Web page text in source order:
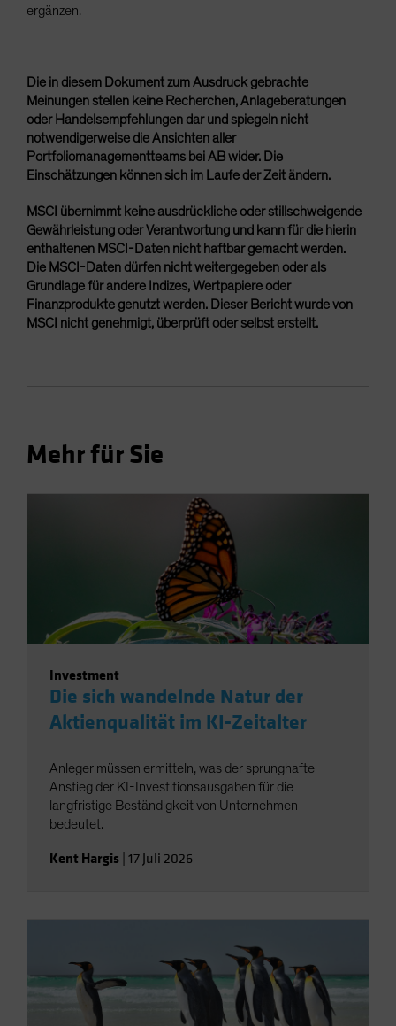
ergänzen.
Die in diesem Dokument zum Ausdruck gebrachte
Meinungen stellen keine Recherchen, Anlageberatungen
oder Handelsempfehlungen dar und spiegeln nicht
notwendigerweise die Ansichten aller
Portfoliomanagementteams bei AB wider. Die
Einschätzungen können sich im Laufe der Zeit ändern.
MSCI übernimmt keine ausdrückliche oder stillschweigende
Gewährleistung oder Verantwortung und kann für die hierin
enthaltenen MSCI-Daten nicht haftbar gemacht werden.
Die MSCI-Daten dürfen nicht weitergegeben oder als
Grundlage für andere Indizes, Wertpapiere oder
Finanzprodukte genutzt werden. Dieser Bericht wurde von
MSCI nicht genehmigt, überprüft oder selbst erstellt.
Mehr für Sie
Investment
Die sich wandelnde Natur der
Aktienqualität im KI-Zeitalter
Anleger müssen ermitteln, was der sprunghafte
Anstieg der KI-Investitionsausgaben für die
langfristige Beständigkeit von Unternehmen
bedeutet.
Kent Hargis 17 Juli 2026